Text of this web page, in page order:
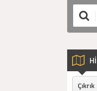
Çıkrık